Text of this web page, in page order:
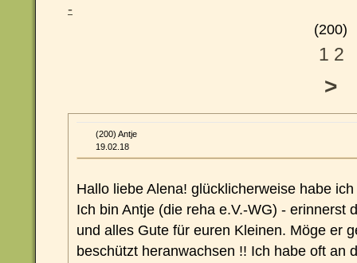
-
(200)
1 2
>
(200) Antje
19.02.18
Hallo liebe Alena! glücklicherweise habe
Ich bin Antje (die reha e.V.-WG) - erinnerst
und alles Gute für euren Kleinen. Möge er
beschützt heranwachsen !! Ich habe oft an